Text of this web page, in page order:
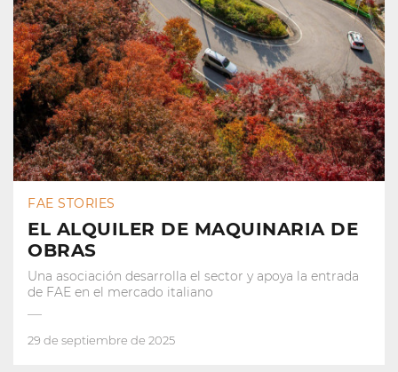
FAE STORIES
EL ALQUILER DE MAQUINARIA DE
OBRAS
Una asociación desarrolla el sector y apoya la entrada
de FAE en el mercado italiano
29 de septiembre de 2025